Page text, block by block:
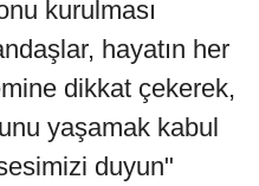
kurulması
hayatın her
dikkat çekerek,
yaşamak kabul
duyun"